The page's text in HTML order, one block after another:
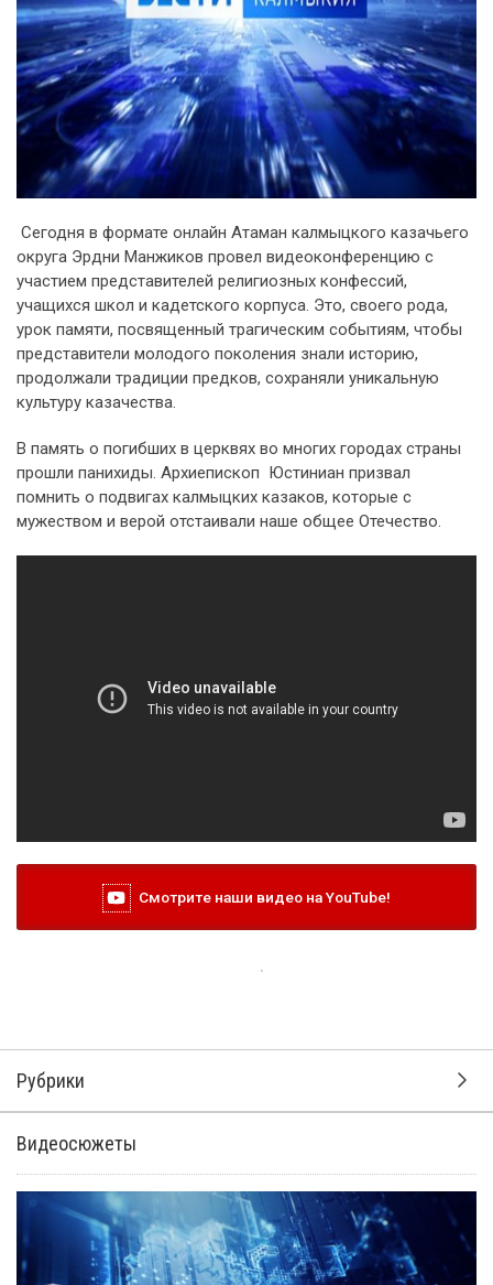
Сегодня в формате онлайн Атаман калмыцкого казачьего
округа Эрдни Манжиков провел видеоконференцию с
участием представителей религиозных конфессий,
учащихся школ и кадетского корпуса. Это, своего рода,
урок памяти, посвященный трагическим событиям, чтобы
представители молодого поколения знали историю,
продолжали традиции предков, сохраняли уникальную
культуру казачества.
В память о погибших в церквях во многих городах страны
прошли панихиды. Архиепископ Юстиниан призвал
помнить о подвигах калмыцких казаков, которые с
мужеством и верой отстаивали наше общее Отечество.
Смотрите наши видео на YouTube!
Рубрики
Видеосюжеты